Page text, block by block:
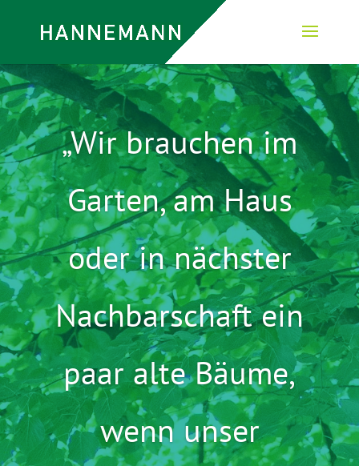
„Wir brauchen im
Garten, am Haus
oder in nächster
Nachbarschaft ein
paar alte Bäume,
wenn unser